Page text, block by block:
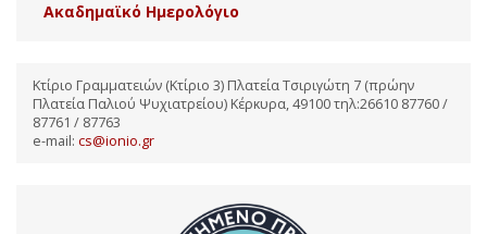
Ακαδημαϊκό Ημερολόγιο
Κτίριο Γραμματειών (Κτίριο 3) Πλατεία Τσιριγώτη 7 (πρώην
Πλατεία Παλιού Ψυχιατρείου) Κέρκυρα, 49100 τηλ:26610 87760 /
87761 / 87763
e-mail: cs@ionio.gr